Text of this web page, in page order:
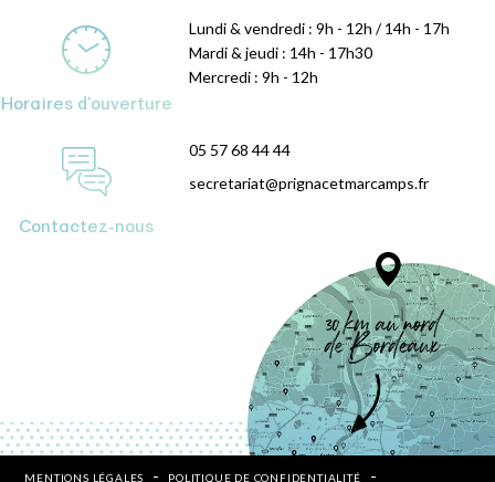
Horaires d'ouverture
Lundi & vendredi : 9h - 12h / 14h - 17h
Mardi & jeudi : 14h - 17h30
Mercredi : 9h - 12h
Contactez-nous
05 57 68 44 44
secretariat@prignacetmarcamps.fr
MENTIONS LÉGALES POLITIQUE DE CONFIDENTIALITÉ